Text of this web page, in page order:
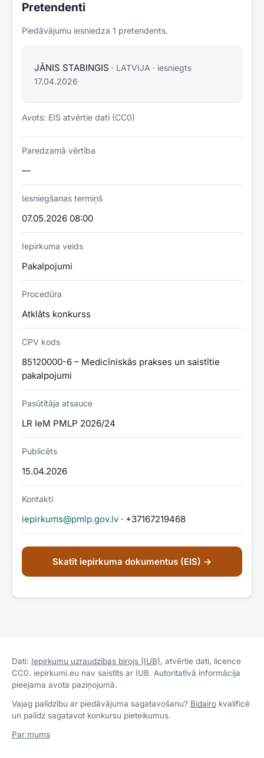
Pretendenti
Piedāvājumu iesniedza 1 pretendents.
JĀNIS STABINGIS · LATVIJA · iesniegts
17.04.2026
Avots: EIS atvērtie dati (CC0)
Paredzamā vērtība
—
Iesniegšanas termiņš
07.05.2026 08:00
Iepirkuma veids
Pakalpojumi
Procedūra
Atklāts konkurss
CPV kods
85120000-6 – Medicīniskās prakses un saistītie
pakalpojumi
Pasūtītāja atsauce
LR IeM PMLP 2026/24
Publicēts
15.04.2026
Kontakti
iepirkums@pmlp.gov.lv · +37167219468
Skatīt iepirkuma dokumentus (EIS) →
Dati: Iepirkumu uzraudzības birojs (IUB), atvērtie dati, licence
CC0. iepirkumi.eu nav saistīts ar IUB. Autoritatīvā informācija
pieejama avota paziņojumā.
Vajag palīdzību ar piedāvājuma sagatavošanu? Bidairo kvalificē
un palīdz sagatavot konkursu pieteikumus.
Par mums